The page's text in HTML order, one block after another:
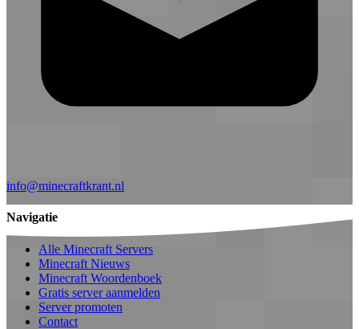
info@minecraftkrant.nl
Navigatie
Alle Minecraft Servers
Minecraft Nieuws
Minecraft Woordenboek
Gratis server aanmelden
Server promoten
Contact